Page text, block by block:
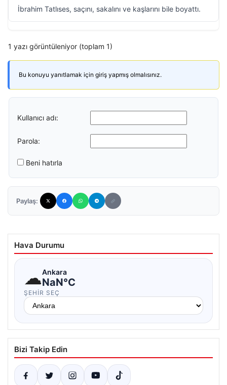
İbrahim Tatlıses, saçını, sakalını ve kaşlarını bile boyattı.
1 yazı görüntüleniyor (toplam 1)
Bu konuyu yanıtlamak için giriş yapmış olmalısınız.
Kullanıcı adı:
Parola:
Beni hatırla
Paylaş:
Hava Durumu
☁Ankara
NaN°C
ŞEHIR SEÇ
Bizi Takip Edin